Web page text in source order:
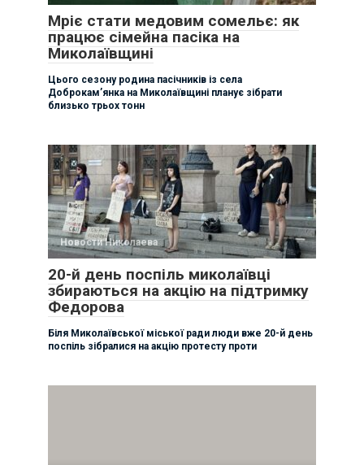
Мріє стати медовим сомельє: як
працює сімейна пасіка на
Миколаївщині
Цього сезону родина пасічників із села
Доброкам’янка на Миколаївщині планує зібрати
близько трьох тонн
Новости Николаева
20-й день поспіль миколаївці
збираються на акцію на підтримку
Федорова
Біля Миколаївської міської ради люди вже 20-й день
поспіль зібралися на акцію протесту проти